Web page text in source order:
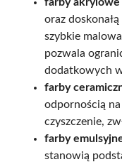
oraz
szybkie
pozwala
dodatkowych
farby
odpornością
czyszczenie,
farby
stanowią